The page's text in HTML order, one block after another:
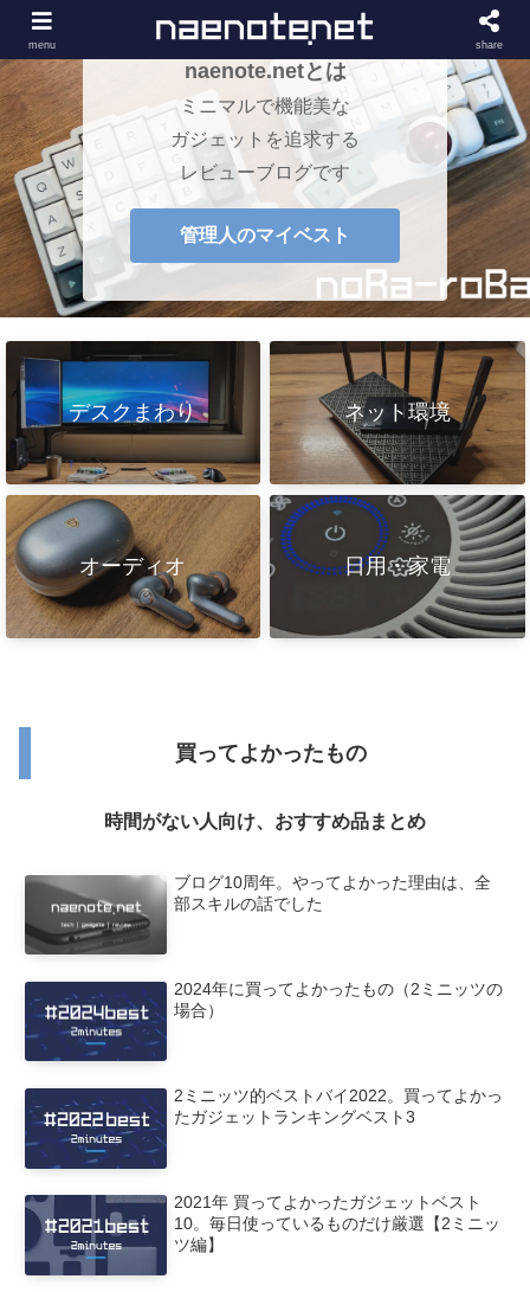
naenote.netとは
ミニマルで機能美な
ガジェットを追求する
レビューブログです
管理人のマイベスト
デスクまわり ネット環境
オーディオ 日用・家電
買ってよかったもの
時間がない人向け、おすすめ品まとめ
ブログ10周年。やってよかった理由は、全
部スキルの話でした
2024年に買ってよかったもの（2ミニッツの
場合）
2ミニッツ的ベストバイ2022。買ってよかっ
たガジェットランキングベスト3
2021年 買ってよかったガジェットベスト
10。毎日使っているものだけ厳選【2ミニッ
ツ編】
menu share